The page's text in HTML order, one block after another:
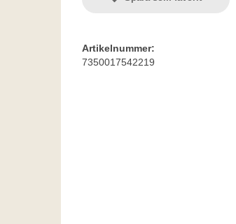
Artikelnummer:
7350017542219